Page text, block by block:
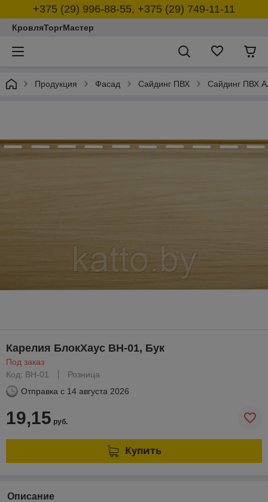
+375 (29) 996-88-55, +375 (29) 749-11-11
КровляТоргМастер
Продукция Фасад Сайдинг ПВХ Сайдинг ПВХ
Карелия БлокХаус ВН-01, Бук
Под заказ
Код: BH-01
Розница
Отправка с 14 августа 2026
19,15 руб.
Купить
Описание